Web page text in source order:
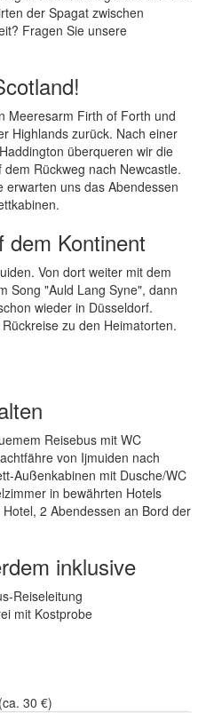
der Spagat zwischen
Fragen Sie unsere
Meeresarm Firth of Forth und
Highlands zurück. Nach einer
überqueren wir die
Rückweg nach Newcastle.
uns das Abendessen
dem Kontinent
Von dort weiter mit dem
Song "Auld Lang Syne", dann
wieder in Düsseldorf.
zu den Heimatorten.
Reisebus mit WC
von Ijmuiden nach
Außenkabinen mit Dusche/WC
in bewährten Hotels
2 Abendessen an Bord der
inklusive
Reiseleitung
mit Kostprobe
30 €)